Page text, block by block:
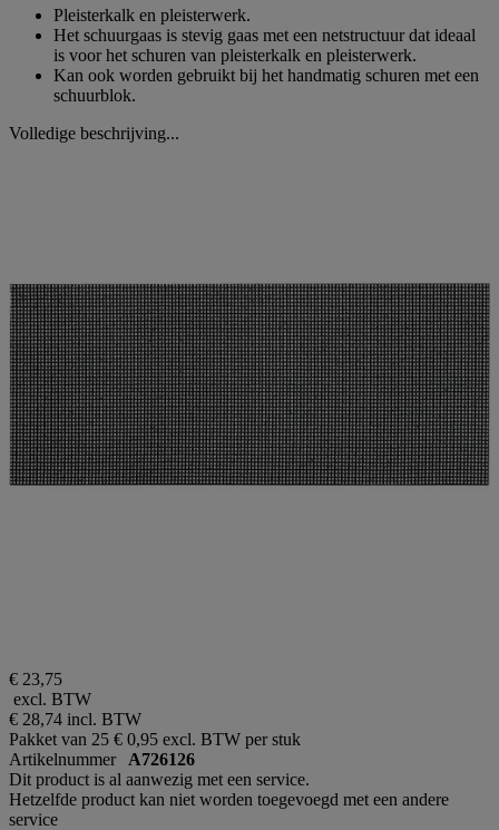
Pleisterkalk en pleisterwerk.
Het schuurgaas is stevig gaas met een netstructuur dat ideaal
is voor het schuren van pleisterkalk en pleisterwerk.
Kan ook worden gebruikt bij het handmatig schuren met een
schuurblok.
Volledige beschrijving...
€ 23,75
excl. BTW
€ 28,74 incl. BTW
Pakket van 25 € 0,95 excl. BTW per stuk
Artikelnummer A726126
Dit product is al aanwezig met een service.
Hetzelfde product kan niet worden toegevoegd met een andere
service